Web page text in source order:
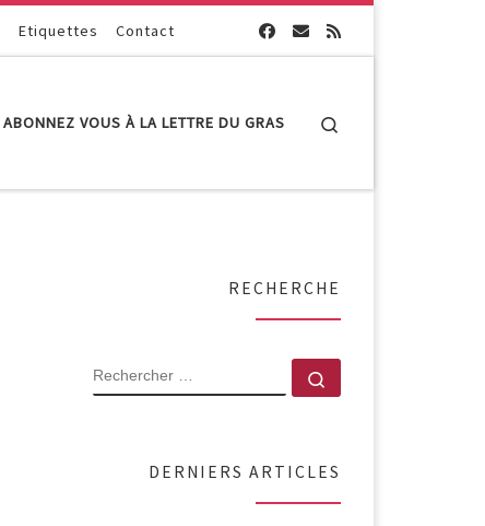
Etiquettes Contact
ABONNEZ VOUS À LA LETTRE DU GRAS
RECHERCHE
RECHERCHER
DERNIERS ARTICLES